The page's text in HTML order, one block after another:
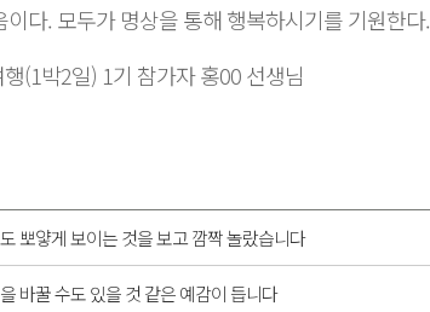
다. 모두가 명상을 통해 행복하시기를 기원한다.
(1박2일) 1기 참가자 홍00 선생님
뽀얗게 보이는 것을 보고 깜짝 놀랐습니다
바꿀 수도 있을 것 같은 예감이 듭니다